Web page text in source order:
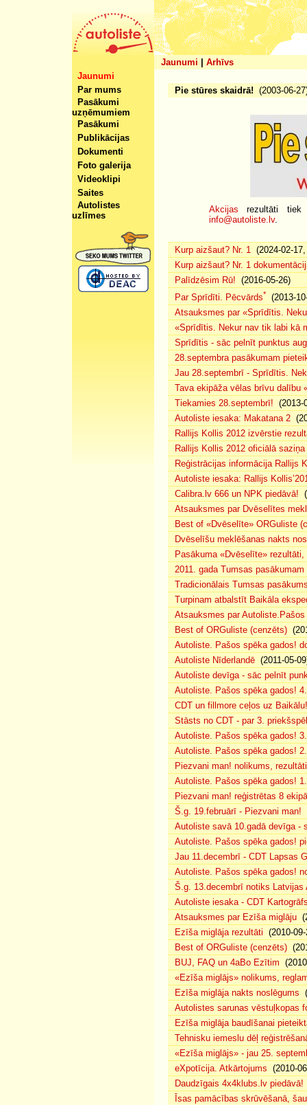
Jaunumi
Arhīvs
Jaunumi
Par mums
Pasākumi
uzņēmumiem
Pasākumi
Publikācijas
Dokumenti
Foto galerija
Videoklipi
Saites
Autolistes
uzlīmes
Pie stūres skaidrā! (2003-06-
Akcijasrezultāti
info@autoliste.lv.
Kurp aizšaut? Nr. 1 (2024-02-
Kurp aizšaut? Nr. 1
Palīdzēsim Rū! (2016-05-26)
Par Sprīdīti. Pēcvārds*
(2013-
Atsauksmes par «Sprīdītis.
«Sprīdītis. Nekur nav tik labi kā
Sprīdītis - sāc pelnīt punktus
28.septembra pasākumam
Jau 28.septembrī - Sprīdītis.
Tava ekipāža vēlas brīvu dalību
Tiekamies 28.septembrī! (2013-
Autoliste iesaka: Makatana 2
Rallijs Kollis 2012 izvērstie
Rallijs Kollis 2012 oficiālā saziņa
Reģistrācijas informācija Rallijs
Autoliste iesaka: Rallijs
Calibra.lv 666 un NPK piedāvā!
Atsauksmes par Dvēselītes
Best of «Dvēselīte» ORGuliste
Dvēselīšu meklēšanas nakts
Pasākuma «Dvēselīte»
2011. gada Tumsas
Tradicionālais Tumsas
Turpinam atbalstīt Baikāla
Atsauksmes par
Best of ORGuliste (cenzēts)
Autoliste. Pašos spēka gados!
Autoliste Nīderlandē (2011-05-
Autoliste devīga - sāc pelnīt
Autoliste. Pašos spēka gados!
CDT un fillmore ceļos uz Baikālu!
Stāsts no CDT - par 3.
Autoliste. Pašos spēka gados!
Autoliste. Pašos spēka gados!
Piezvani man! nolikums,
Autoliste. Pašos spēka gados!
Piezvani man! reģistrētas 8
Š.g. 19.februārī - Piezvani man!
Autoliste savā 10.gadā devīga -
Autoliste. Pašos spēka gados!
Jau 11.decembrī - CDT Lapsas
Autoliste. Pašos spēka gados!
Š.g. 13.decembrī notiks Latvijas
Autoliste iesaka - CDT
Atsauksmes par Ezīša miglāju
Ezīša miglāja rezultāti (2010-
Best of ORGuliste (cenzēts)
BUJ, FAQ un 4aBo Ezītim
«Ezīša miglājs» nolikums,
Ezīša miglāja nakts noslēgums
Autolistes sarunas vēstuļkopas
Ezīša miglāja baudīšanai
Tehnisku iemeslu dēļ
«Ezīša miglājs» - jau 25.
eXpotīcija. Atkārtojums (2010-
Daudzīgais 4x4klubs.lv piedāvā!
Īsas pamācības skrūvēšanā,